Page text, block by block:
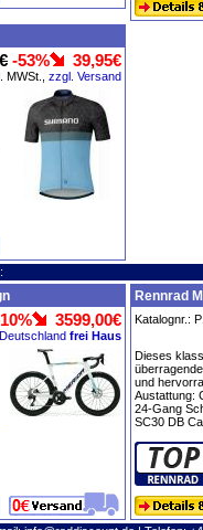
-53% 39,95€
MWSt., zzgl. Versand
3599,00€
frei Haus
Rennrad
Katalognr.:
Dieses
und
Austattung:
24-Gang
SC30 DB